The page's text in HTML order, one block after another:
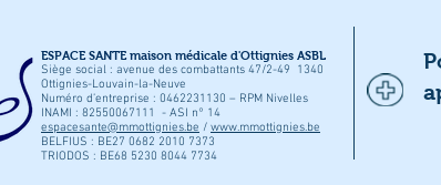
ESPACE SANTE maison médicale d'Ottignies ASBL
Siège social : avenue des combattants 47/2-49 1340
Ottignies-Louvain-la-Neuve
Numéro d’entreprise : 0462231130 – RPM Nivelles
INAMI : 82550067111 - ASI n° 14
espacesante@mmottignies.be / www.mmottignies.be
BELFIUS : BE27 0682 2010 7373
TRIODOS : BE68 5230 8044 7734